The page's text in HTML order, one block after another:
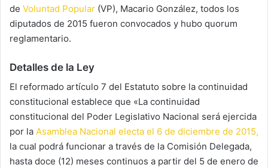
de Voluntad Popular (VP), Macario González, todos los
diputados de 2015 fueron convocados y hubo quorum
reglamentario.
Detalles de la Ley
El reformado artículo 7 del Estatuto sobre la continuidad
constitucional establece que «La continuidad
constitucional del Poder Legislativo Nacional será ejercida
por la Asamblea Nacional electa el 6 de diciembre de 2015,
la cual podrá funcionar a través de la Comisión Delegada,
hasta doce (12) meses continuos a partir del 5 de enero de